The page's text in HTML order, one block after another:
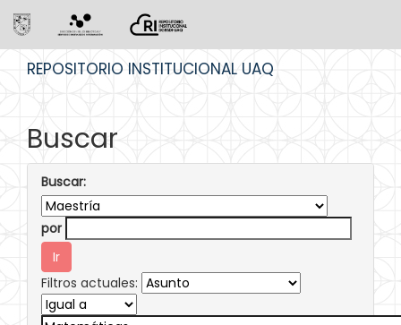
REPOSITORIO INSTITUCIONAL UAQ
Buscar
Buscar:
por
Filtros actuales: